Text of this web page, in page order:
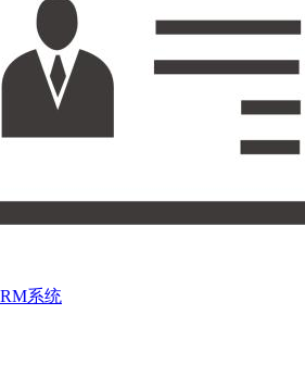
系统